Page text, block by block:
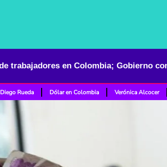
Diego Rueda Dólar en Colombia Verónica Alcocer